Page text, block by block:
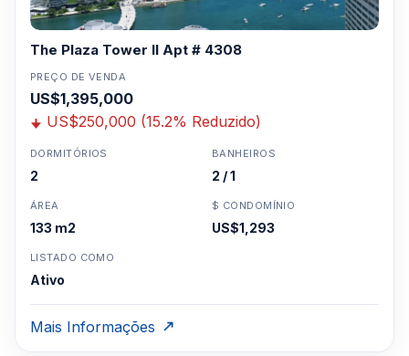
The Plaza Tower II Apt # 4308
PREÇO DE VENDA
US$1,395,000
US$250,000 (15.2% Reduzido)
DORMITÓRIOS
2
BANHEIROS
2 / 1
ÁREA
133 m2
$ CONDOMÍNIO
US$1,293
LISTADO COMO
Ativo
Mais Informações